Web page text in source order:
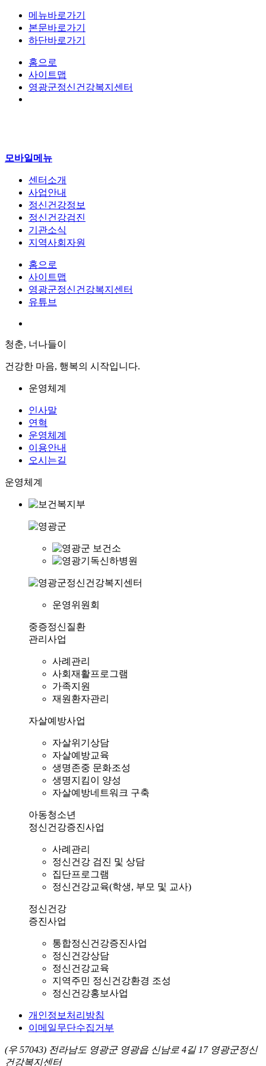
메뉴바로가기
본문바로가기
하단바로가기
홈으로
사이트맵
영광군정신건강복지센터
모바일메뉴
센터소개
사업안내
정신건강정보
정신건강검진
기관소식
지역사회자원
홈으로
사이트맵
영광군정신건강복지센터
유튜브
청춘, 너나들이
건강한 마음, 행복의 시작입니다.
운영체계
인사말
연혁
운영체계
이용안내
오시는길
운영체계
운영위원회
중증정신질환
관리사업
사례관리
사회재활프로그램
가족지원
재원환자관리
자살예방사업
자살위기상담
자살예방교육
생명존중 문화조성
생명지킴이 양성
자살예방네트워크 구축
아동청소년
정신건강증진사업
사례관리
정신건강 검진 및 상담
집단프로그램
정신건강교육(학생, 부모 및 교사)
정신건강
증진사업
통합정신건강증진사업
정신건강상담
정신건강교육
지역주민 정신건강환경 조성
정신건강홍보사업
개인정보처리방침
이메일무단수집거부
(우 57043) 전라남도 영광군 영광읍 신남로 4길 17 영광군정신
건강복지센터